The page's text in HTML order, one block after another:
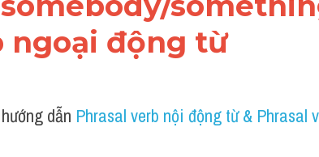
ngoại động từ
dẫn Phrasal verb nội động từ & Phrasal